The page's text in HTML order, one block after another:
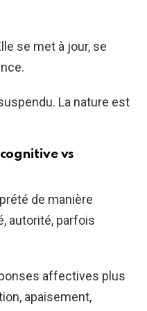
se met à jour, se
La nature est
vs
de manière
autorité, parfois
affectives plus
apaisement,